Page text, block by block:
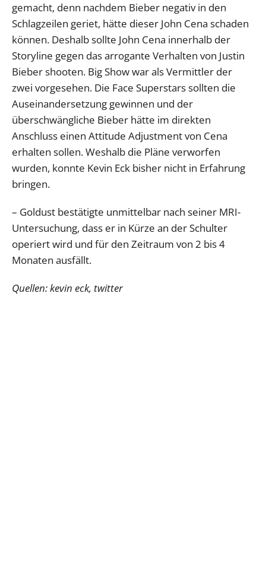
gemacht, denn nachdem Bieber negativ in den
Schlagzeilen geriet, hätte dieser John Cena schaden
können. Deshalb sollte John Cena innerhalb der
Storyline gegen das arrogante Verhalten von Justin
Bieber shooten. Big Show war als Vermittler der
zwei vorgesehen. Die Face Superstars sollten die
Auseinandersetzung gewinnen und der
überschwängliche Bieber hätte im direkten
Anschluss einen Attitude Adjustment von Cena
erhalten sollen. Weshalb die Pläne verworfen
wurden, konnte Kevin Eck bisher nicht in Erfahrung
bringen.
– Goldust bestätigte unmittelbar nach seiner MRI-
Untersuchung, dass er in Kürze an der Schulter
operiert wird und für den Zeitraum von 2 bis 4
Monaten ausfällt.
Quellen: kevin eck, twitter